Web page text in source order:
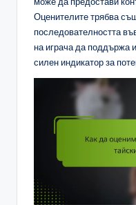
Оценителите трябва
последователността
на играча да поддържа
силен индикатор за